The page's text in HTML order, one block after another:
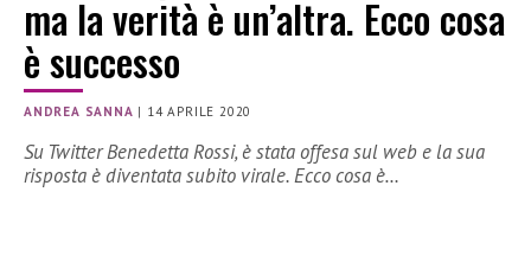
ma la verità è un’altra. Ecco cosa
è successo
ANDREA SANNA | 14 APRILE 2020
Su Twitter Benedetta Rossi, è stata offesa sul web e la sua
risposta è diventata subito virale. Ecco cosa è…